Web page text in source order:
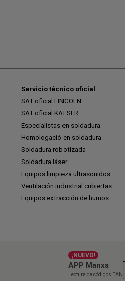
Servicio técnico oficial
SAT oficial LINCOLN
SAT oficial KAESER
Especialistas en soldadura
Homologació en soldadura
Soldadura robotizada
Soldadura láser
Equipos limpieza ultrasonidos
Ventilación industrial cubiertas
Equipos extracción de humos
¡NUEVO!
APP Manxa
Lectura de códigos EAN